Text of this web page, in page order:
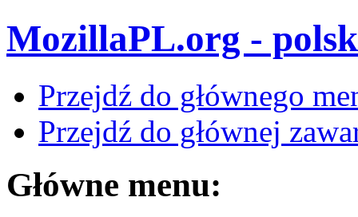
MozillaPL.org -
Przejdź do głównego
Przejdź do głównej
Główne menu: